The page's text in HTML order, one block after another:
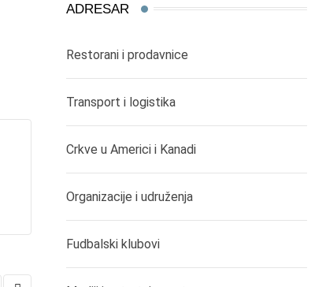
ADRESAR
Restorani i prodavnice
Transport i logistika
Crkve u Americi i Kanadi
Organizacije i udruženja
Fudbalski klubovi